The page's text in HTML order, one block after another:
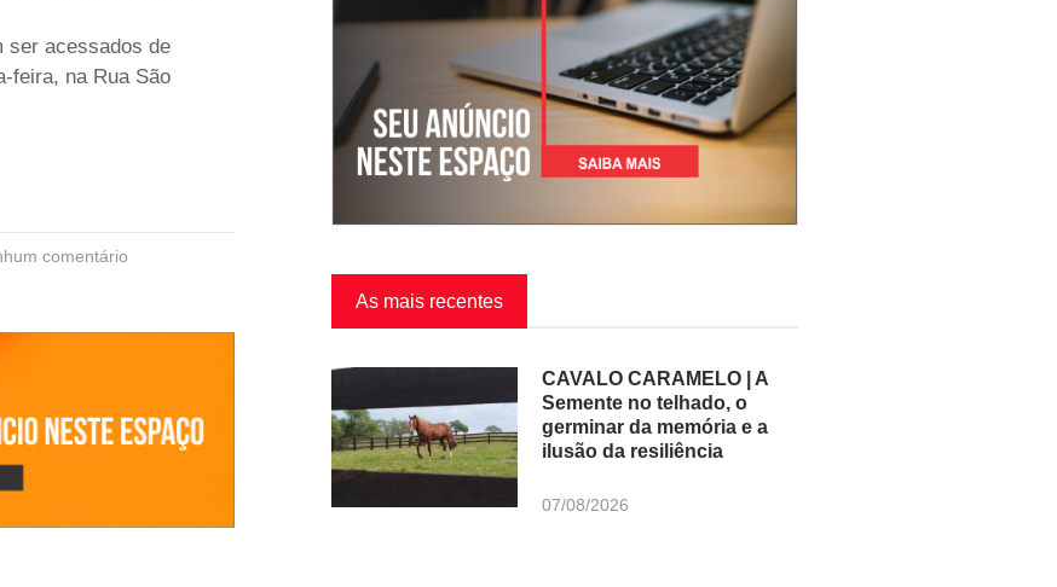
ser acessados de
feira, na Rua São
comentário
As mais recentes
CAVALO CARAMELO | A
Semente no telhado, o
germinar da memória e a
ilusão da resiliência
07/08/2026